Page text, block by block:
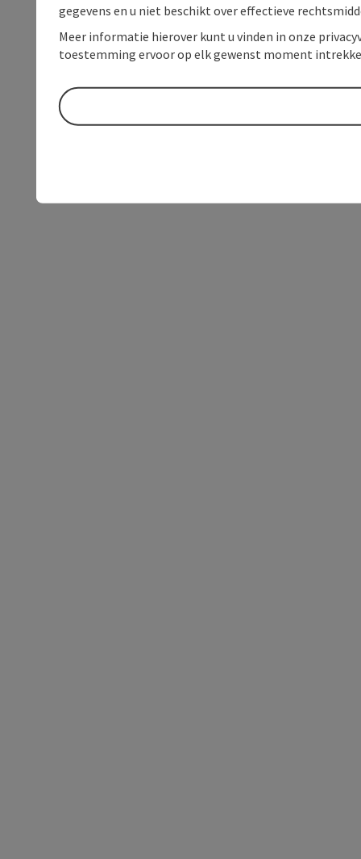
gegevens en u niet beschikt over effectieve
Meer informatie hierover kunt u vinden in onze
toestemming ervoor op elk gewenst moment